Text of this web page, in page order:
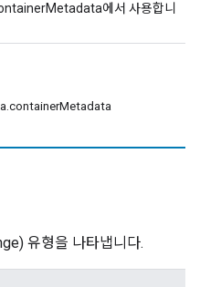
에서 사용합니
유형을 나타냅니다.